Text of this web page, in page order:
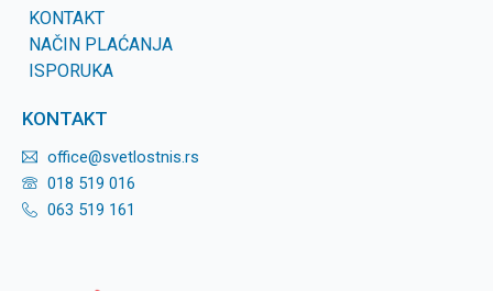
KONTAKT
NAČIN PLAĆANJA
ISPORUKA
KONTAKT
office@svetlostnis.rs
018 519 016
063 519 161